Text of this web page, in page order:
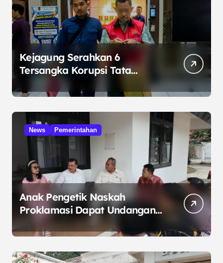
Kejagung Serahkan 6
Tersangka Korupsi Tata
Kelola Minyak ke Penuntut
Umum
News Pemerintahan
Anak Pengetik Naskah
Proklamasi Dapat Undangan
HUT RI dari Presiden
Prabowo